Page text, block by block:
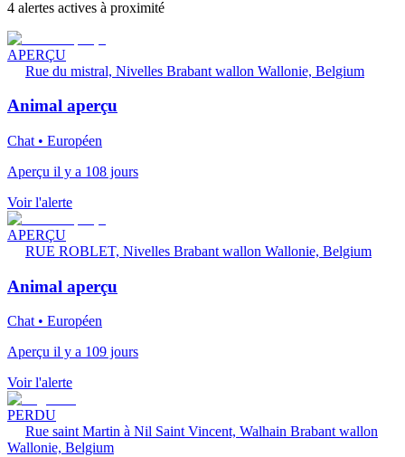
4 alertes actives à proximité
APERÇU
Rue du mistral, Nivelles Brabant wallon Wallonie, Belgium
Animal aperçu
Chat • Européen
Aperçu il y a 108 jours
Voir l'alerte
APERÇU
RUE ROBLET, Nivelles Brabant wallon Wallonie, Belgium
Animal aperçu
Chat • Européen
Aperçu il y a 109 jours
Voir l'alerte
PERDU
Rue saint Martin à Nil Saint Vincent, Walhain Brabant wallon
Wallonie, Belgium